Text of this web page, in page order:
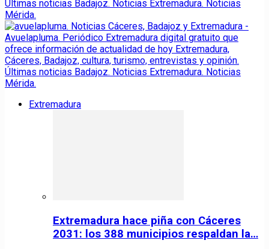
Extremadura
Extremadura hace piña con Cáceres
2031: los 388 municipios respaldan la…